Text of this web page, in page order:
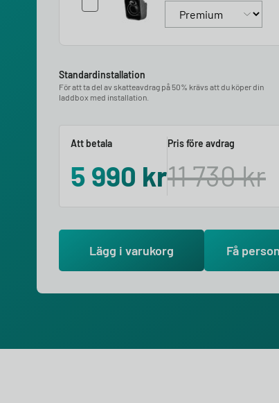
Standardinstallation
För att ta del av skatteavdrag på 50% krävs att du köper din
laddbox med installation.
Att betala
5 990 kr
Pris före avdrag
11 730kr
Lägg i varukorg Få